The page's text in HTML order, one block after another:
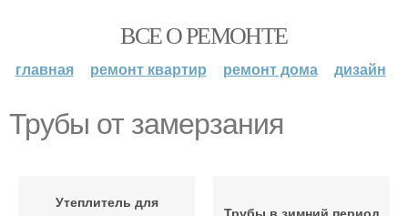
ВСЕ О РЕМОНТЕ
главная ремонт квартир ремонт дома дизайн
Трубы от замерзания
Утеплитель для
Трубы в зимний период